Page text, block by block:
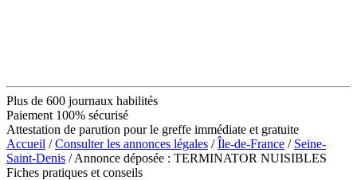
Plus de 600 journaux habilités
Paiement 100% sécurisé
Attestation de parution pour le greffe immédiate et gratuite
Accueil /Consulter les annonces légales /Île-de-France / Seine-
Saint-Denis / Annonce déposée : TERMINATOR NUISIBLES
Fiches pratiques et conseils